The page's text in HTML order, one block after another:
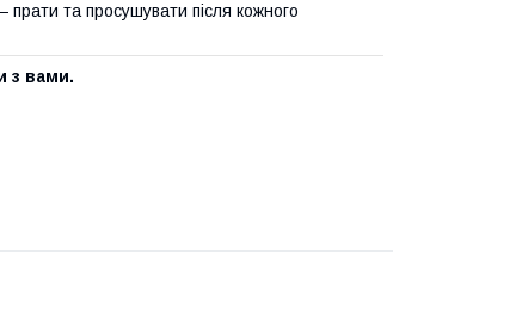
прати та просушувати після кожного
з вами.